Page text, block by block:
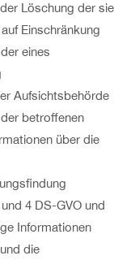
Löschung der sie
Einschränkung
eines
Aufsichtsbehörde
betroffenen
über die
4 DS-GVO und
Informationen
die